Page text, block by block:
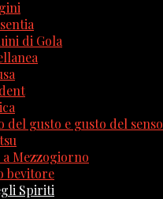
di Gola
del gusto e gusto del senso
a Mezzogiorno
bevitore
Spiriti